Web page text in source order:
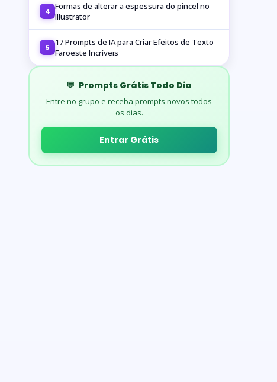
4 Formas de alterar a espessura do pincel no
Illustrator
5
17 Prompts de IA para Criar Efeitos de Texto
Faroeste Incríveis
💬 Prompts Grátis Todo Dia
Entre no grupo e receba prompts novos todos
os dias.
Entrar Grátis